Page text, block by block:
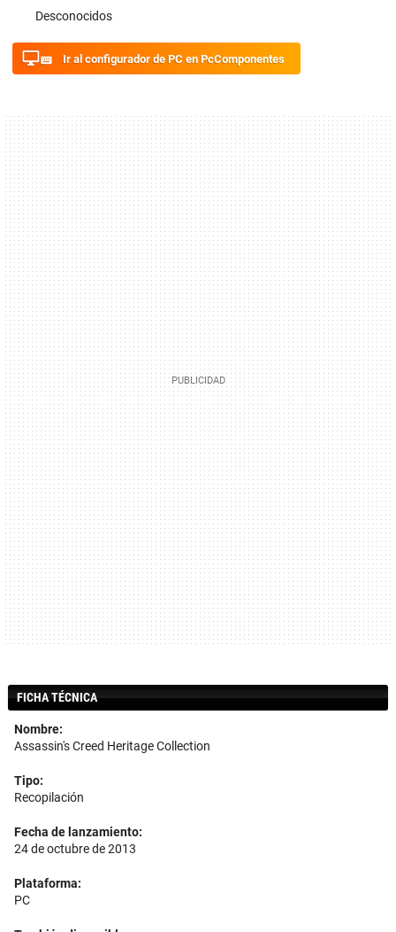
Desconocidos
Ir al configurador de PC en PcComponentes
FICHA TÉCNICA
Nombre:
Assassin's Creed Heritage Collection
Tipo:
Recopilación
Fecha de lanzamiento:
24 de octubre de 2013
Plataforma:
PC